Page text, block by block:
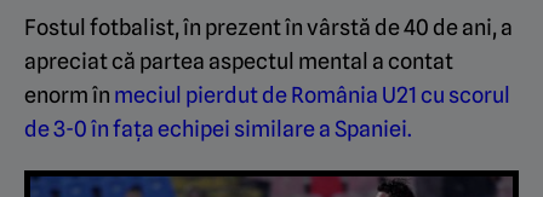
Fostul fotbalist, în prezent în vârstă de 40 de ani, a
apreciat că partea aspectul mental a contat
enorm în meciul pierdut de România U21 cu scorul
de 3-0 în fața echipei similare a Spaniei.